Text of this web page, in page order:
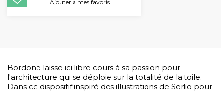
Ajouter à mes favoris
Bordone laisse ici libre cours à sa passion pour
l'architecture qui se déploie sur la totalité de la toile.
Dans ce dispositif inspiré des illustrations de Serlio pour